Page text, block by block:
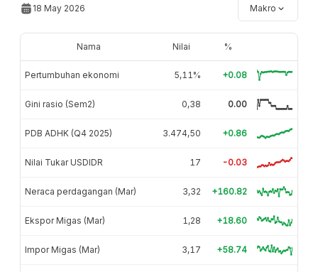
18 May 2026 Makro
Nama Nilai %
Pertumbuhan ekonomi 5,11% +0.08
Gini rasio (Sem2) 0,38 0.00
PDB ADHK (Q4 2025) 3.474,50 +0.86
Nilai Tukar USDIDR 17 -0.03
Neraca perdagangan (Mar) 3,32 +160.82
Ekspor Migas (Mar) 1,28 +18.60
Impor Migas (Mar) 3,17 +58.74